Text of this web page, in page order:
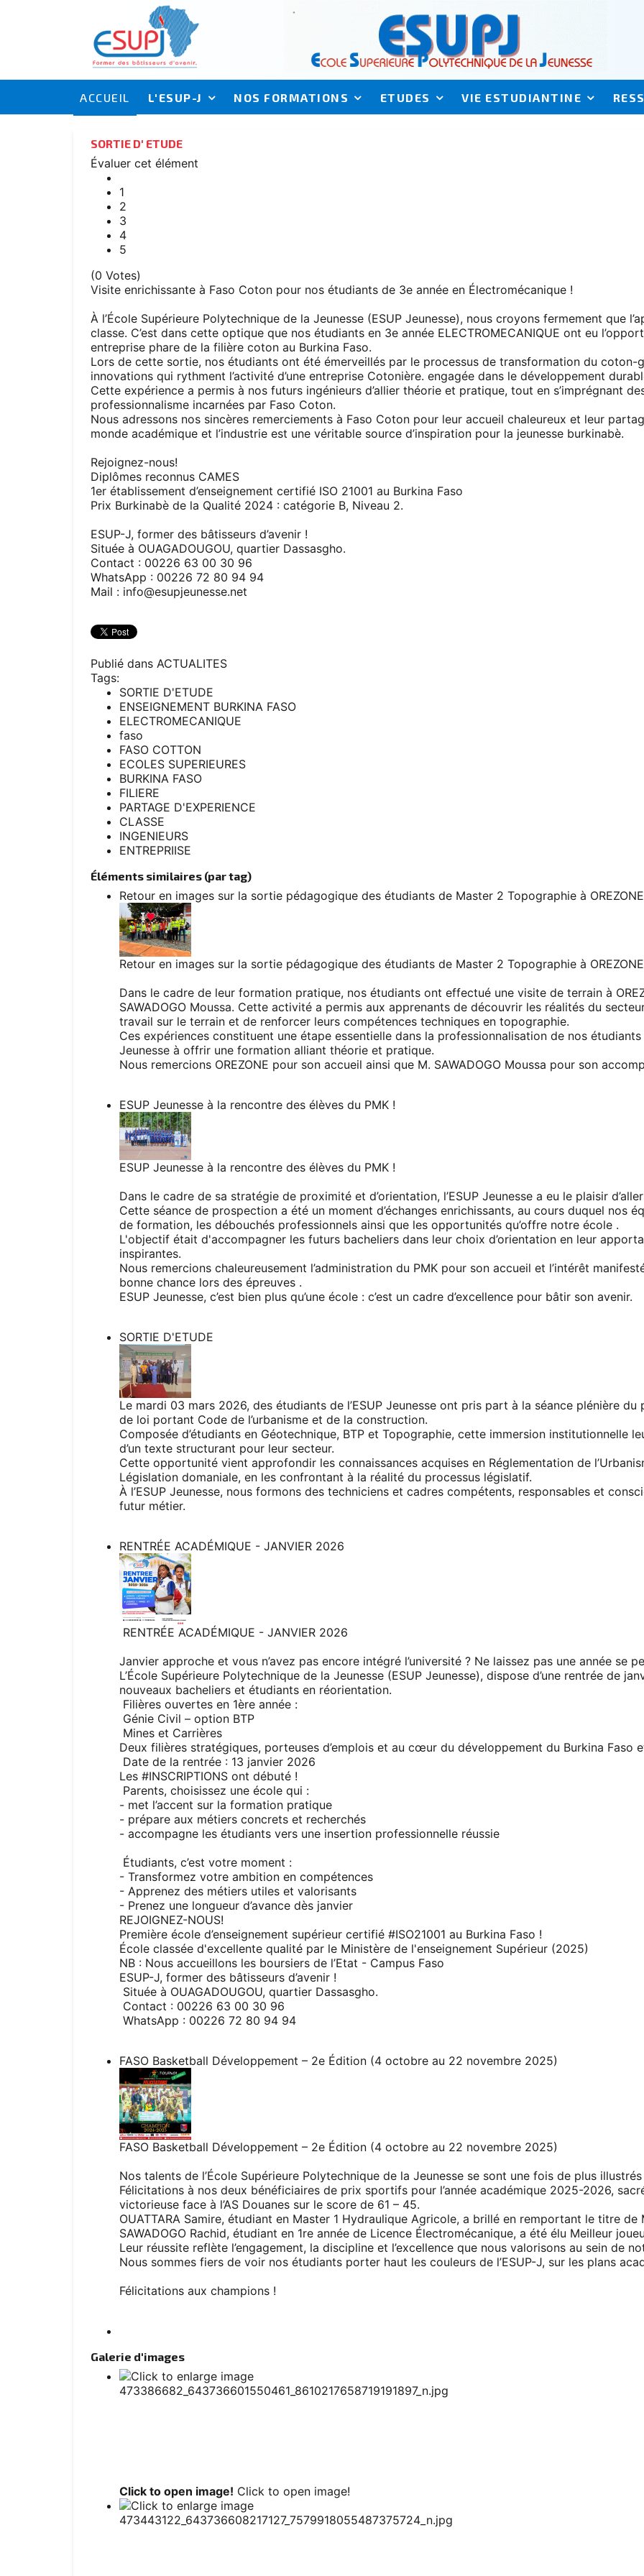
ACCUEIL L'ESUP-J NOS FORMATIONS ETUDES VIE ESTUDIANTINE
SORTIE D' ETUDE
Évaluer cet élément
1
2
3
4
5
(0 Votes)
Visite enrichissante à Faso Coton pour nos étudiants de 3e année en Électromécanique !
À l’École Supérieure Polytechnique de la Jeunesse (ESUP Jeunesse), nous croyons fermement que
classe. C’est dans cette optique que nos étudiants en 3e année ELECTROMECANIQUE ont eu
entreprise phare de la filière coton au Burkina Faso.
Lors de cette sortie, nos étudiants ont été émerveillés par le processus de transformation du
innovations qui rythment l’activité d’une entreprise Cotonière. engagée dans le développement
Cette expérience a permis à nos futurs ingénieurs d’allier théorie et pratique, tout en s’imprégnant
professionnalisme incarnées par Faso Coton.
Nous adressons nos sincères remerciements à Faso Coton pour leur accueil chaleureux et leur
monde académique et l’industrie est une véritable source d’inspiration pour la jeunesse burkinabè.
Rejoignez-nous!
Diplômes reconnus CAMES
1er établissement d’enseignement certifié ISO 21001 au Burkina Faso
Prix Burkinabè de la Qualité 2024 : catégorie B, Niveau 2.
ESUP-J, former des bâtisseurs d’avenir !
Située à OUAGADOUGOU, quartier Dassasgho.
Contact : 00226 63 00 30 96
WhatsApp : 00226 72 80 94 94
Mail : info@esupjeunesse.net
Publié dans ACTUALITES
Tags:
SORTIE D'ETUDE
ENSEIGNEMENT BURKINA FASO
ELECTROMECANIQUE
faso
FASO COTTON
ECOLES SUPERIEURES
BURKINA FASO
FILIERE
PARTAGE D'EXPERIENCE
CLASSE
INGENIEURS
ENTREPRIISE
Éléments similaires (par tag)
Retour en images sur la sortie pédagogique des étudiants de Master 2 Topographie à
Retour en images sur la sortie pédagogique des étudiants de Master 2 Topographie à
Dans le cadre de leur formation pratique, nos étudiants ont effectué une visite de terrain à
SAWADOGO Moussa. Cette activité a permis aux apprenants de découvrir les réalités du
travail sur le terrain et de renforcer leurs compétences techniques en topographie.
Ces expériences constituent une étape essentielle dans la professionnalisation de nos
Jeunesse à offrir une formation alliant théorie et pratique.
Nous remercions OREZONE pour son accueil ainsi que M. SAWADOGO Moussa pour son
ESUP Jeunesse à la rencontre des élèves du PMK !
ESUP Jeunesse à la rencontre des élèves du PMK !
Dans le cadre de sa stratégie de proximité et d’orientation, l’ESUP Jeunesse a eu le plaisir
Cette séance de prospection a été un moment d’échanges enrichissants, au cours duquel nos
de formation, les débouchés professionnels ainsi que les opportunités qu’offre notre école .
L'objectif était d'accompagner les futurs bacheliers dans leur choix d’orientation en leur
inspirantes.
Nous remercions chaleureusement l’administration du PMK pour son accueil et l’intérêt
bonne chance lors des épreuves .
ESUP Jeunesse, c’est bien plus qu’une école : c’est un cadre d’excellence pour bâtir son avenir.
SORTIE D'ETUDE
Le mardi 03 mars 2026, des étudiants de l’ESUP Jeunesse ont pris part à la séance plénière du
de loi portant Code de l’urbanisme et de la construction.
Composée d’étudiants en Géotechnique, BTP et Topographie, cette immersion institutionnelle
d’un texte structurant pour leur secteur.
Cette opportunité vient approfondir les connaissances acquises en Réglementation de
Législation domaniale, en les confrontant à la réalité du processus législatif.
À l’ESUP Jeunesse, nous formons des techniciens et cadres compétents, responsables et
futur métier.
RENTRÉE ACADÉMIQUE - JANVIER 2026
RENTRÉE ACADÉMIQUE - JANVIER 2026
Janvier approche et vous n’avez pas encore intégré l’université ? Ne laissez pas une année se
L’École Supérieure Polytechnique de la Jeunesse (ESUP Jeunesse), dispose d’une rentrée de
nouveaux bacheliers et étudiants en réorientation.
Filières ouvertes en 1ère année :
Génie Civil – option BTP
Mines et Carrières
Deux filières stratégiques, porteuses d’emplois et au cœur du développement du Burkina Faso
Date de la rentrée : 13 janvier 2026
Les #INSCRIPTIONS ont débuté !
Parents, choisissez une école qui :
- met l’accent sur la formation pratique
- prépare aux métiers concrets et recherchés
- accompagne les étudiants vers une insertion professionnelle réussie
Étudiants, c’est votre moment :
- Transformez votre ambition en compétences
- Apprenez des métiers utiles et valorisants
- Prenez une longueur d’avance dès janvier
REJOIGNEZ-NOUS!
Première école d’enseignement supérieur certifié #ISO21001 au Burkina Faso !
École classée d'excellente qualité par le Ministère de l'enseignement Supérieur (2025)
NB : Nous accueillons les boursiers de l’Etat - Campus Faso
ESUP-J, former des bâtisseurs d’avenir !
Située à OUAGADOUGOU, quartier Dassasgho.
Contact : 00226 63 00 30 96
WhatsApp : 00226 72 80 94 94
FASO Basketball Développement – 2e Édition (4 octobre au 22 novembre 2025)
FASO Basketball Développement – 2e Édition (4 octobre au 22 novembre 2025)
Nos talents de l’École Supérieure Polytechnique de la Jeunesse se sont une fois de plus
Félicitations à nos deux bénéficiaires de prix sportifs pour l’année académique 2025-2026,
victorieuse face à l’AS Douanes sur le score de 61 – 45.
OUATTARA Samire, étudiant en Master 1 Hydraulique Agricole, a brillé en remportant le titre
SAWADOGO Rachid, étudiant en 1re année de Licence Électromécanique, a été élu Meilleur
Leur réussite reflète l’engagement, la discipline et l’excellence que nous valorisons au sein de
Nous sommes fiers de voir nos étudiants porter haut les couleurs de l’ESUP-J, sur les plans
Félicitations aux champions !
Galerie d'images
Click to open image! Click to open image!